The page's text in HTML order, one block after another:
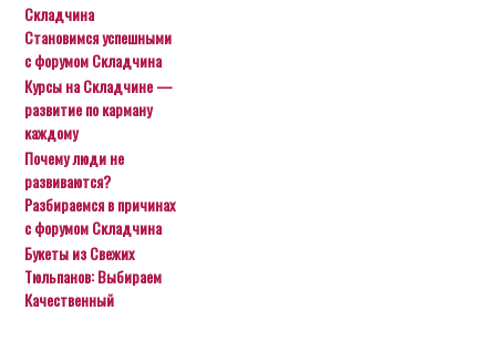
Становимся успешными
с форумом Складчина
Курсы на Складчине —
развитие по карману
каждому
Почему люди не
развиваются?
Разбираемся в причинах
с форумом Складчина
Букеты из Свежих
Тюльпанов: Выбираем
Качественный